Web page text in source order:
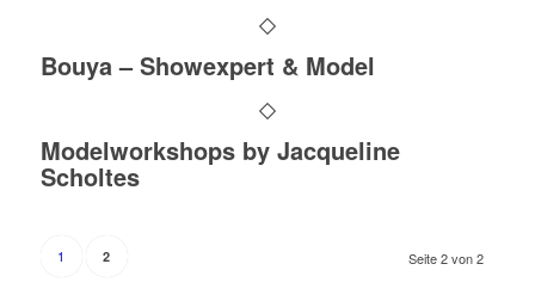
Bouya – Showexpert & Model
Modelworkshops by Jacqueline
Scholtes
Seite 2 von 2
1 2